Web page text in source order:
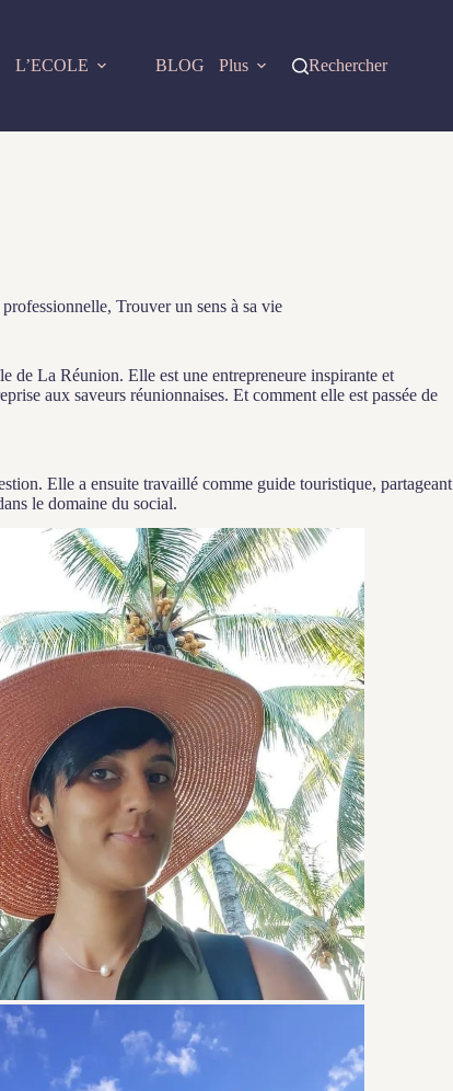
L’ECOLE BLOG Plus Rechercher
, Trouver un sens à sa vie
de La Réunion. Elle est une entrepreneure inspirante et
aux saveurs réunionnaises. Et comment elle est passée de
Elle a ensuite travaillé comme guide touristique, partageant
le domaine du social.